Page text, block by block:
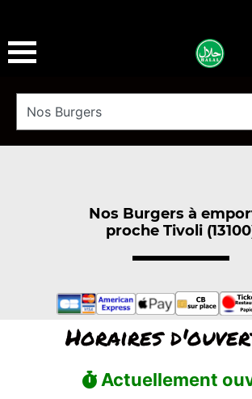
Nos Burgers à
proche Tivoli
Horaires
Actuellement